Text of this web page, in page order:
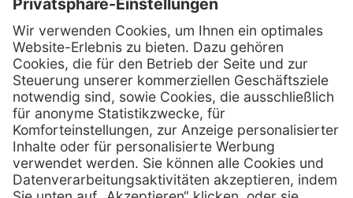
Kontakt
Henry Schein Medical Austria GmbH
Schönbrunner Straße 297
A-1120 Wien
01 / 718 19 61 99
Telefax:01 / 718 19 61 23
E-Mail: info @ henryscheinmed.at